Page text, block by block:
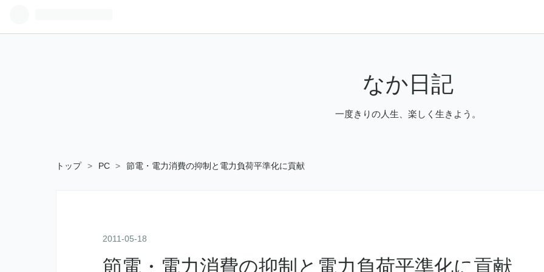
なか日記
一度きりの人生、楽しく生きよう。
トップ > PC > 節電・電力消費の抑制と電力負荷平準化に貢献
2011-05-18
節電・電力消費の抑制と電力負荷平準化に貢献